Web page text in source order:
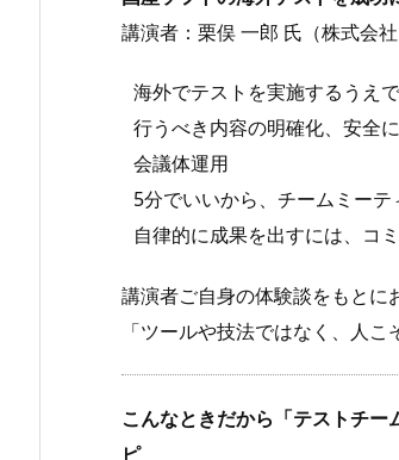
講演者：栗俣 一郎 氏（株式会
海外でテストを実施するうえ
行うべき内容の明確化、安全
会議体運用
5分でいいから、チームミーテ
自律的に成果を出すには、コ
講演者ご自身の体験談をもとに
「ツールや技法ではなく、人
こんなときだから「テストチ
ピ